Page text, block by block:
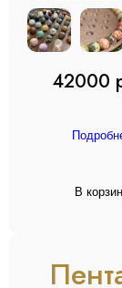
42000
В